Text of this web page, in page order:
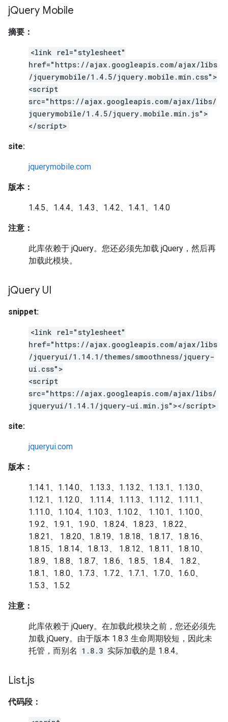
jQuery Mobile
摘要：
<link rel="stylesheet"
href="https://ajax.googleapis.com/ajax/libs
/jquerymobile/1.4.5/jquery.mobile.min.css">
<script
src="https://ajax.googleapis.com/ajax/libs/
jquerymobile/1.4.5/jquery.mobile.min.js">
</script>
site:
jquerymobile.com
版本：
1.4.5、1.4.4、1.4.3、1.4.2、1.4.1、1.4.0
注意：
此库依赖于 jQuery。您还必须先加载 jQuery，然后再
加载此模块。
jQuery UI
snippet:
<link rel="stylesheet"
href="https://ajax.googleapis.com/ajax/libs
/jqueryui/1.14.1/themes/smoothness/jquery-
ui.css">
<script
src="https://ajax.googleapis.com/ajax/libs/
jqueryui/1.14.1/jquery-ui.min.js"></script>
site:
jqueryui.com
版本：
1.14.1、1.14.0、 1.13.3、1.13.2、1.13.1、1.13.0、
1.12.1、1.12.0、 1.11.4、1.11.3、1.11.2、1.11.1、
1.11.0、1.10.4、1.10.3、1.10.2、 1.10.1、1.10.0、
1.9.2、1.9.1、1.9.0、1.8.24、1.8.23、1.8.22、
1.8.21、 1.8.20、1.8.19、1.8.18、1.8.17、1.8.16、
1.8.15、1.8.14、1.8.13、 1.8.12、1.8.11、1.8.10、
1.8.9、1.8.8、1.8.7、1.8.6、1.8.5、1.8.4、 1.8.2、
1.8.1、1.8.0、1.7.3、1.7.2、1.7.1、1.7.0、1.6.0、
1.5.3、1.5.2
注意：
此库依赖于 jQuery。在加载此模块之前，您还必须先
加载 jQuery。由于版本 1.8.3 生命周期较短，因此未
托管，而别名 1.8.3 实际加载的是 1.8.4。
List.js
代码段：